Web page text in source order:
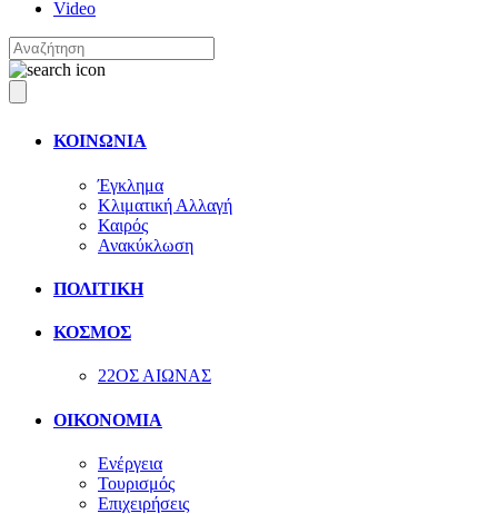
Video
ΚΟΙΝΩΝΙΑ
Έγκλημα
Κλιματική Αλλαγή
Καιρός
Ανακύκλωση
ΠΟΛΙΤΙΚΗ
ΚΟΣΜΟΣ
22ΟΣ ΑΙΩΝΑΣ
ΟΙΚΟΝΟΜΙΑ
Ενέργεια
Τουρισμός
Επιχειρήσεις